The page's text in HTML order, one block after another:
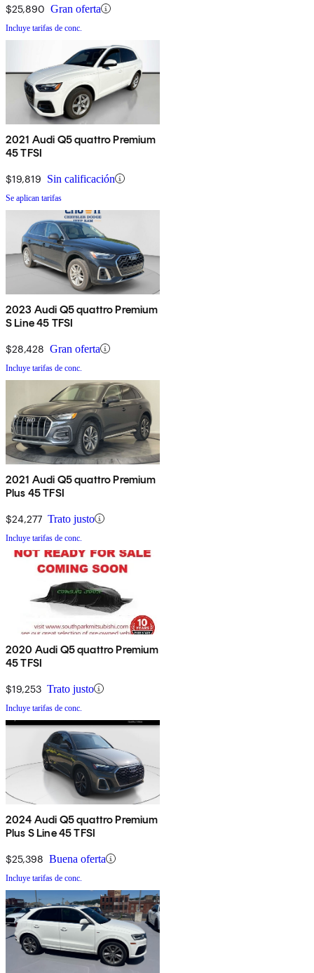
$25,890 Gran oferta
Incluye tarifas de conc.
2021 Audi Q5 quattro Premium
45 TFSI
$19,819 Sin calificación
Se aplican tarifas
2023 Audi Q5 quattro Premium
S Line 45 TFSI
$28,428 Gran oferta
Incluye tarifas de conc.
2021 Audi Q5 quattro Premium
Plus 45 TFSI
$24,277 Trato justo
Incluye tarifas de conc.
2020 Audi Q5 quattro Premium
45 TFSI
$19,253 Trato justo
Incluye tarifas de conc.
2024 Audi Q5 quattro Premium
Plus S Line 45 TFSI
$25,398 Buena oferta
Incluye tarifas de conc.